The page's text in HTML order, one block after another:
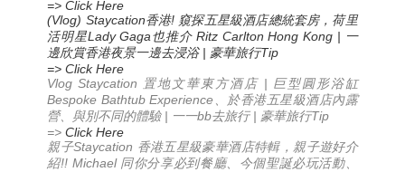
=> Click Here
(Vlog) Staycation香港! 窺探五星級酒店總統套房，荷里
活明星Lady Gaga 也推介Ritz Carlton Hong Kong | 一
邊欣賞香港夜景一邊去浸浴| 豪華旅行Tip
=> Click Here
Vlog Staycation 置地文華東方酒店| 巨型圓形浴缸
Bespoke Bathtub Experience 、於香港五星級酒店內露
營、與別不同的體驗| 一一bb去旅行| 豪華旅行Tip
=>Click Here
親子Staycation 香港五星級豪華酒店特輯，親子遊好介
紹!! Michael 同你分享必到餐廳、今個聖誕必玩活動、